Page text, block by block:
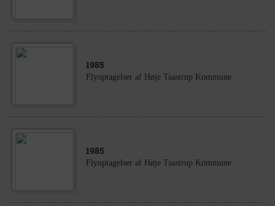
1985
Flyoptagelser af Høje Taastrup Kommune
1985
Flyoptagelser af Høje Taastrup Kommune